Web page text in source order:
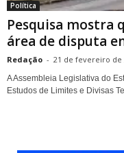
Política
Pesquisa mostra
área de disputa
Redação - 21 de fevereiro de
A Assembleia Legislativa do
Estudos de Limites e Divisas